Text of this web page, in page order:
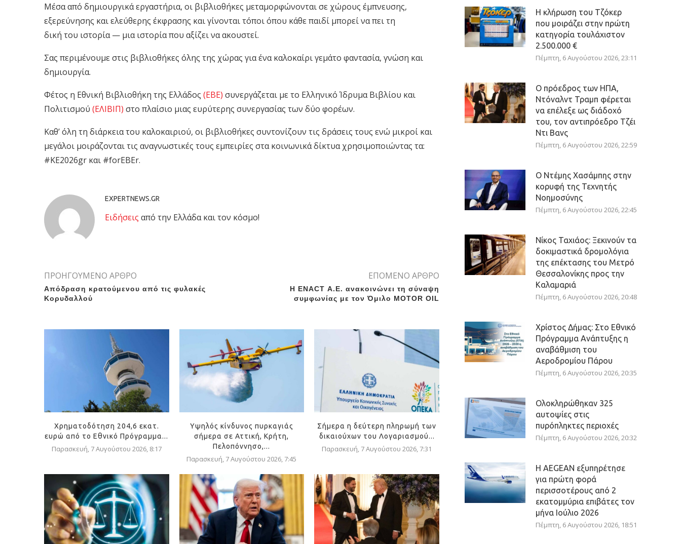
Μέσα από δημιουργικά εργαστήρια, οι βιβλιοθήκες μεταμορφώνονται σε χώρους έμπνευσης,
εξερεύνησης και ελεύθερης έκφρασης και γίνονται τόποι όπου κάθε παιδί μπορεί να πει τη
δική του ιστορία — μια ιστορία που αξίζει να ακουστεί.
Σας περιμένουμε στις βιβλιοθήκες όλης της χώρας για ένα καλοκαίρι γεμάτο φαντασία, γνώση και
δημιουργία.
Φέτος η Εθνική Βιβλιοθήκη της Ελλάδος (ΕΒΕ) συνεργάζεται με το Ελληνικό Ίδρυμα Βιβλίου και
Πολιτισμού (ΕΛΙΒΙΠ) στο πλαίσιο μιας ευρύτερης συνεργασίας των δύο φορέων.
Καθ’ όλη τη διάρκεια του καλοκαιριού, οι βιβλιοθήκες συντονίζουν τις δράσεις τους ενώ μικροί και
μεγάλοι μοιράζονται τις αναγνωστικές τους εμπειρίες στα κοινωνικά δίκτυα χρησιμοποιώντας τα:
#ΚΕ2026gr και #forEBEr.
EXPERTNEWS.GR
Eιδήσεις από την Ελλάδα και τον κόσμο!
ΠΡΟΗΓΟΥΜΕΝΟ ΑΡΘΡΟ
Απόδραση κρατούμενου από τις φυλακές
Κορυδαλλού
ΕΠΟΜΕΝΟ ΑΡΘΡΟ
Η ENACT Α.Ε. ανακοινώνει τη σύναψη
συμφωνίας με τον Όμιλο MOTOR OIL
Χρηματοδότηση 204,6 εκατ.
ευρώ από το Εθνικό Πρόγραμμα...
Παρασκευή, 7 Αυγούστου 2026, 8:17
Υψηλός κίνδυνος πυρκαγιάς
σήμερα σε Αττική, Κρήτη,
Πελοπόννησο,...
Παρασκευή, 7 Αυγούστου 2026, 7:45
Σήμερα η δεύτερη πληρωμή των
δικαιούχων του Λογαριασμού...
Παρασκευή, 7 Αυγούστου 2026, 7:31
Η κλήρωση του Τζόκερ
που μοιράζει στην πρώτη
κατηγορία τουλάχιστον
2.500.000 €
Πέμπτη, 6 Αυγούστου 2026, 23:11
Ο πρόεδρος των ΗΠΑ,
Ντόναλντ Τραμπ φέρεται
να επέλεξε ως διάδοχό
του, τον αντιπρόεδρο Τζέι
Ντι Βανς
Πέμπτη, 6 Αυγούστου 2026, 22:59
Ο Ντέμης Χασάμπης στην
κορυφή της Τεχνητής
Νοημοσύνης
Πέμπτη, 6 Αυγούστου 2026, 22:45
Νίκος Ταχιάος: Ξεκινούν τα
δοκιμαστικά δρομολόγια
της επέκτασης του Μετρό
Θεσσαλονίκης προς την
Καλαμαριά
Πέμπτη, 6 Αυγούστου 2026, 20:48
Χρίστος Δήμας: Στο Εθνικό
Πρόγραμμα Ανάπτυξης η
αναβάθμιση του
Αεροδρομίου Πάρου
Πέμπτη, 6 Αυγούστου 2026, 20:35
Ολοκληρώθηκαν 325
αυτοψίες στις
πυρόπληκτες περιοχές
Πέμπτη, 6 Αυγούστου 2026, 20:32
Η AEGEAN εξυπηρέτησε
για πρώτη φορά
περισσοτέρους από 2
εκατομμύρια επιβάτες τον
μήνα Ιούλιο 2026
Πέμπτη, 6 Αυγούστου 2026, 18:51